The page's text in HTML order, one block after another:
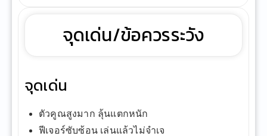
จุดเด่น/ข้อควรระวัง
จุดเด่น
ตัวคูณสูงมาก ลุ้นแตกหนัก
ฟีเจอร์ซับซ้อน เล่นแล้วไม่จำเจ